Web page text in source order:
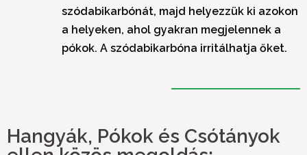
szódabikarbónát, majd helyezzük ki azokon
a helyeken, ahol gyakran megjelennek a
pókok. A szódabikarbóna irritálhatja őket.
Hangyák, Pókok és Csótányok